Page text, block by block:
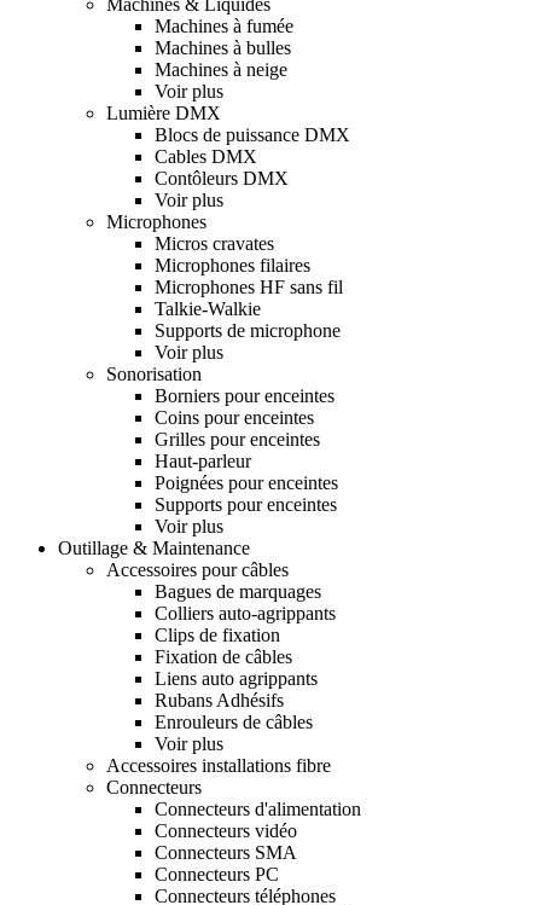
Machines à fumée
Machines à bulles
Machines à neige
Voir plus
Lumière DMX
Blocs de puissance DMX
Cables DMX
Contôleurs DMX
Voir plus
Microphones
Micros cravates
Microphones filaires
Microphones HF sans fil
Talkie-Walkie
Supports de microphone
Voir plus
Sonorisation
Borniers pour enceintes
Coins pour enceintes
Grilles pour enceintes
Haut-parleur
Poignées pour enceintes
Supports pour enceintes
Voir plus
Outillage & Maintenance
Accessoires pour câbles
Bagues de marquages
Colliers auto-agrippants
Clips de fixation
Fixation de câbles
Liens auto agrippants
Rubans Adhésifs
Enrouleurs de câbles
Voir plus
Accessoires installations fibre
Connecteurs
Connecteurs d'alimentation
Connecteurs vidéo
Connecteurs SMA
Connecteurs PC
Connecteurs téléphones